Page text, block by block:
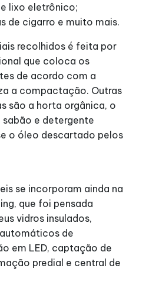
lixo eletrônico;
de cigarro e muito mais.
recolhidos é feita por
que coloca os
de acordo com a
a compactação. Outras
são a horta orgânica, o
e detergente
o óleo descartado pelos
se incorporam ainda na
que foi pensada
vidros insulados,
de
em LED, captação de
predial e central de